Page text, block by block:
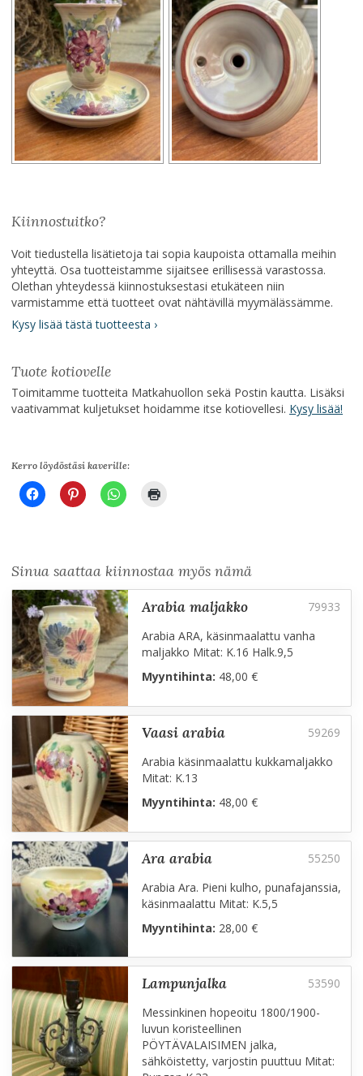
Kiinnostuitko?
Voit tiedustella lisätietoja tai sopia kaupoista ottamalla meihin
yhteyttä. Osa tuotteistamme sijaitsee erillisessä varastossa.
Olethan yhteydessä kiinnostuksestasi etukäteen niin
varmistamme että tuotteet ovat nähtävillä myymälässämme.
Kysy lisää tästä tuotteesta ›
Tuote kotiovelle
Toimitamme tuotteita Matkahuollon sekä Postin kautta. Lisäksi
vaativammat kuljetukset hoidamme itse kotiovellesi. Kysy lisää!
Kerro löydöstäsi kaverille:
Sinua saattaa kiinnostaa myös nämä
arabia maljakko
Arabia ARA, käsinmaalattu vanha
maljakko Mitat: K.16 Halk.9,5
Myyntihinta: 48,00 €
vaasi arabia
Arabia käsinmaalattu kukkamaljakko
Mitat: K.13
Myyntihinta: 48,00 €
ara arabia
Arabia Ara. Pieni kulho, punafajanssia,
käsinmaalattu Mitat: K.5,5
Myyntihinta: 28,00 €
lampunjalka
Messinkinen hopeoitu 1800/1900-
luvun koristeellinen
PÖYTÄVALAISIMEN jalka,
sähköistetty, varjostin puuttuu Mitat: